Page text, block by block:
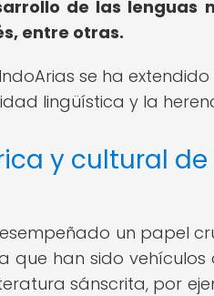
de las lenguas
entre otras.
se ha
lingüística y la
y cultural de
un papel
que han sido
sánscrita, por